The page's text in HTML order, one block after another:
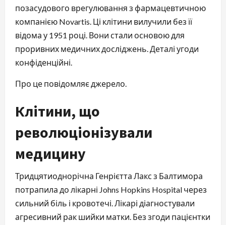
позасудового врегулювання з фармацевтичною
компанією Novartis. Ці клітини вилучили без її
відома у 1951 році. Вони стали основою для
проривних медичних досліджень. Деталі угоди
конфіденційні.
Про це повідомляє джерело.
Клітини, що
революціонізували
медицину
Тридцятиоднорічна Генрієтта Лакс з Балтимора
потрапила до лікарні Johns Hopkins Hospital через
сильний біль і кровотечі. Лікарі діагностували
агресивний рак шийки матки. Без згоди пацієнтки